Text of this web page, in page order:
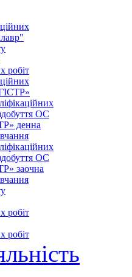
робіт
ОС
денна
ОС
заочна
робіт
робіт